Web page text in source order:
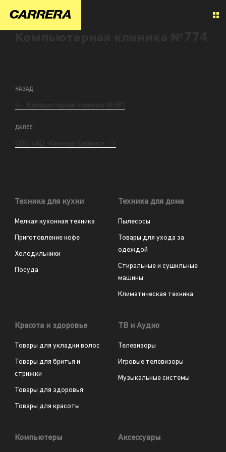
НАЗАД
ДАЛЕЕ
Техника для кухни
Мелкая кухонная техника
Приготовление кофе
Холодильники
Посуда
Техника для дома
Пылесосы
Товары для ухода за
одеждой
Стиральные и сушильные
машины
Климатическая техника
Красота и здоровье
Товары для укладки волос
Товары для бритья и
стрижки
Товары для здоровья
Товары для красоты
ТВ и Аудио
Телевизоры
Игровые телевизоры
Музыкальные системы
Компьютеры Аксессуары